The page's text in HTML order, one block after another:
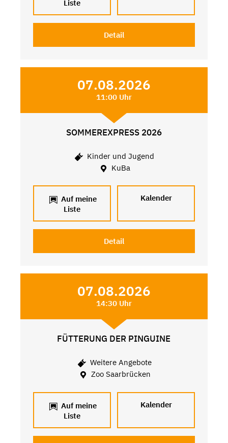
Liste
Detail
07.08.2026
11:00 Uhr
SOMMEREXPRESS 2026
Kinder und Jugend
KuBa
Auf meine
Liste
Kalender
Detail
07.08.2026
14:30 Uhr
FÜTTERUNG DER PINGUINE
Weitere Angebote
Zoo Saarbrücken
Auf meine
Liste
Kalender